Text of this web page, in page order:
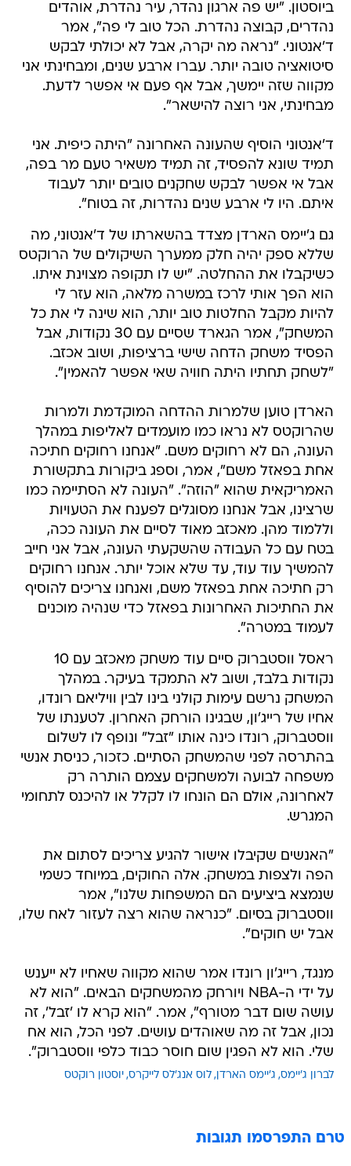
ביוסטון. "יש פה ארגון נהדר, עיר נהדרת, אוהדים
נהדרים, קבוצה נהדרת. הכל טוב לי פה", אמר
ד'אנטוני. "נראה מה יקרה, אבל לא יכולתי לבקש
סיטואציה טובה יותר. עברו ארבע שנים, ומבחינתי אני
מקווה שזה יימשך, אבל אף פעם אי אפשר לדעת.
מבחינתי, אני רוצה להישאר".
ד'אנטוני הוסיף שהעונה האחרונה "היתה כיפית. אני
תמיד שונא להפסיד, זה תמיד משאיר טעם מר בפה,
אבל אי אפשר לבקש שחקנים טובים יותר לעבוד
איתם. היו לי ארבע שנים נהדרות, זה בטוח".
גם ג'יימס הארדן מצדד בהשארתו של ד'אנטוני, מה
שללא ספק יהיה חלק ממערך השיקולים של הרוקטס
כשיקבלו את ההחלטה. "יש לו תקופה מצוינת איתו.
הוא הפך אותי לרכז במשרה מלאה, הוא עזר לי
להיות מקבל החלטות טוב יותר, הוא שינה לי את כל
המשחק", אמר הגארד שסיים עם 30 נקודות, אבל
הפסיד משחק הדחה שישי ברציפות, ושוב אכזב.
"לשחק תחתיו היתה חוויה שאי אפשר להאמין".
הארדן טוען שלמרות ההדחה המוקדמת ולמרות
שהרוקטס לא נראו כמו מועמדים לאליפות במהלך
העונה, הם לא רחוקים משם. "אנחנו רחוקים חתיכה
אחת בפאזל משם", אמר, וספג ביקורות בתקשורת
האמריקאית שהוא "הוזה". "העונה לא הסתיימה כמו
שרצינו, אבל אנחנו מסוגלים לפענח את הטעויות
וללמוד מהן. מאכזב מאוד לסיים את העונה ככה,
בטח עם כל העבודה שהשקעתי העונה, אבל אני חייב
להמשיך עוד עוד, עד שלא אוכל יותר. אנחנו רחוקים
רק חתיכה אחת בפאזל משם, ואנחנו צריכים להוסיף
את החתיכות האחרונות בפאזל כדי שנהיה מוכנים
לעמוד במטרה".
ראסל ווסטברוק סיים עוד משחק מאכזב עם 10
נקודות בלבד, ושוב לא התמקד בעיקר. במהלך
המשחק נרשם עימות קולני בינו לבין וויליאם רונדו,
אחיו של רייג'ון, שבגינו הורחק האחרון. לטענתו של
ווסטברוק, רונדו כינה אותו "זבל" ונופף לו לשלום
בהתרסה לפני שהמשחק הסתיים. כזכור, כניסת אנשי
משפחה לבועה ולמשחקים עצמם הותרה רק
לאחרונה, אולם הם הונחו לו לקלל או להיכנס לתחומי
המגרש.
"האנשים שקיבלו אישור להגיע צריכים לסתום את
הפה ולצפות במשחק. אלה החוקים, במיוחד כשמי
שנמצא ביציעים הם המשפחות שלנו", אמר
ווסטברוק בסיום. "כנראה שהוא רצה לעזור לאח שלו,
אבל יש חוקים".
מנגד, רייג'ון רונדו אמר שהוא מקווה שאחיו לא ייענש
על ידי ה-NBA ויורחק מהמשחקים הבאים. "הוא לא
עושה שום דבר מטורף", אמר. "הוא קרא לו 'זבל', זה
נכון, אבל זה מה שאוהדים עושים. לפני הכל, הוא אח
שלי. הוא לא הפגין שום חוסר כבוד כלפי ווסטברוק".
לברון ג'יימס ג'יימס הארדן לוס אנג'לס לייקרס יוסטון רוקטס
טרם התפרסמו תגובות